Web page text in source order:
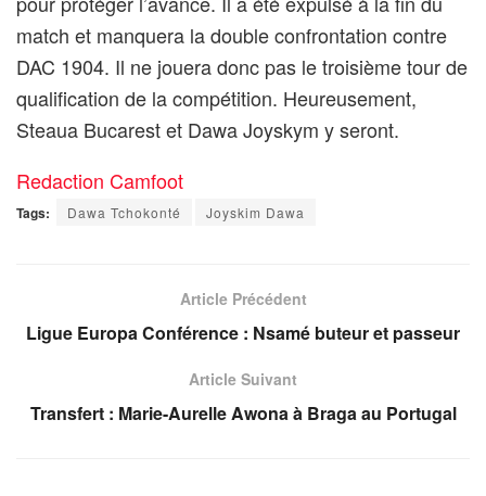
match et manquera la double confrontation contre
DAC 1904. Il ne jouera donc pas le troisième tour de
qualification de la compétition. Heureusement,
Steaua Bucarest et Dawa Joyskym y seront.
Redaction Camfoot
Tags: Dawa Tchokonté Joyskim Dawa
Article Précédent
Ligue Europa Conférence : Nsamé buteur et passeur
Article Suivant
Transfert : Marie-Aurelle Awona à Braga au Portugal